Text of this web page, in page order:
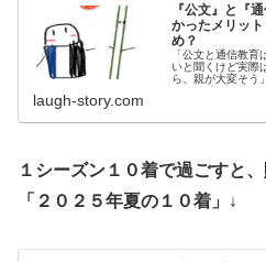
『公文』と『
かったメリッ
め？
「公文と通信教
いと聞くけど実際
ら、親が大変そう
laugh-story.com
１シーズン１０着で過ごすと
「２０２５年夏の１０着」↓